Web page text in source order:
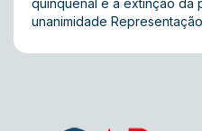
quinquenal e a extinção da
unanimidade